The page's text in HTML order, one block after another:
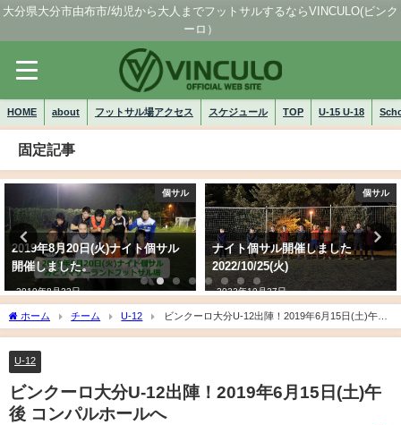
大分県大分市由布市/幼児から大人までフットサルするならVINCULO(ビンク
ーロ）
HOME about フットサル場アクセス スケジュール TOP U-15 U-18
固定記事
個サル
2019年8月20日(火)ナイト個サル
開催しました。
2019年8月22日
個サル
ナイト個サル開催しました
2022/10/25(火)
2022年10月27日
ホーム チーム U-12
ビンクーロ大分U-12出陣！2019年6月15日(土)午後
コンパルホールへ
U-12
ビンクーロ大分U-12出陣！2019年6月15日(土)午
後 コンパルホールへ